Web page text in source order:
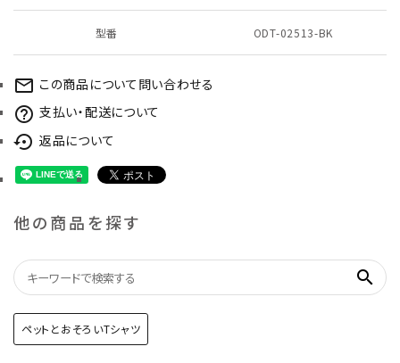
型番 ODT-02513-BK
mail_outline この商品について問い合わせる
help_outline 支払い・配送について
settings_backup_restore 返品について
他の商品を探す
search
ペットとおそろいTシャツ